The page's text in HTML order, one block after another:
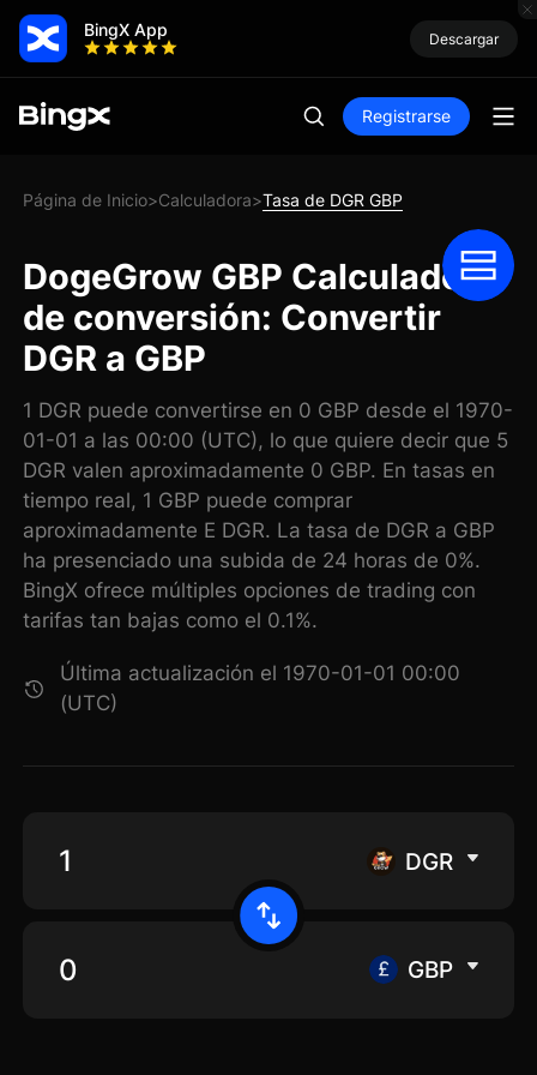
BingX App Descargar
Registrarse
Página de Inicio>Calculadora>Tasa de DGR GBP
DogeGrow GBP Calculadora
de conversión: Convertir
DGR a GBP
1 DGR puede convertirse en 0 GBP desde el 1970-
01-01 a las 00:00 (UTC), lo que quiere decir que 5
DGR valen aproximadamente 0 GBP. En tasas en
tiempo real, 1 GBP puede comprar
aproximadamente E DGR. La tasa de DGR a GBP
ha presenciado una subida de 24 horas de 0%.
BingX ofrece múltiples opciones de trading con
tarifas tan bajas como el 0.1%.
Última actualización el 1970-01-01 00:00
(UTC)
DGR
GBP